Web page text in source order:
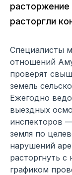
расторгли
Специалисты
отношений
проверят
земель
Ежегодно
выездных
инспекторов
земля по
нарушений
расторгнуть
графиком